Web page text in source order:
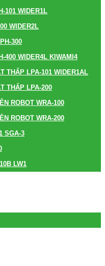
101 WIDER1L
WIDER2L
300
400 WIDER4L KIWAMI4
THẤP LPA-101 WIDER1AL
THẤP LPA-200
ROBOT WRA-100
ROBOT WRA-200
SGA-3
LW1